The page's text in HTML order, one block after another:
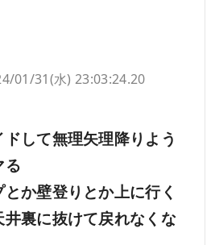
01/31(水) 23:03:24.20
して無理矢理降りよう
る
か壁登りとか上に行く
裏に抜けて戻れなくな